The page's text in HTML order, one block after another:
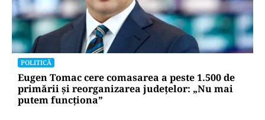
POLITICĂ
Eugen Tomac cere comasarea a peste 1.500 de
primării și reorganizarea județelor: „Nu mai
putem funcționa”